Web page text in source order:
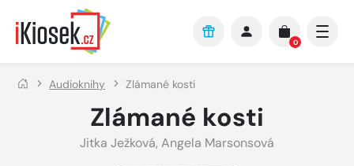
Přejít na hlavní obsah
0
Audioknihy Zlámané kosti
Zlámané kosti
Jitka Ježková, Angela Marsonsová